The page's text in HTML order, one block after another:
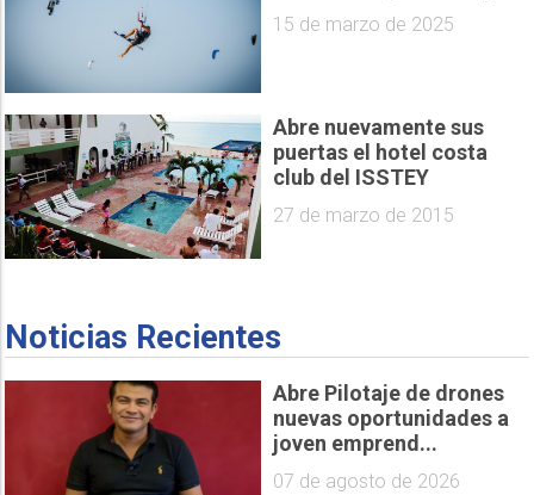
15 de marzo de 2025
Abre nuevamente sus
puertas el hotel costa
club del ISSTEY
27 de marzo de 2015
Noticias Recientes
Abre Pilotaje de drones
nuevas oportunidades a
joven emprend...
07 de agosto de 2026